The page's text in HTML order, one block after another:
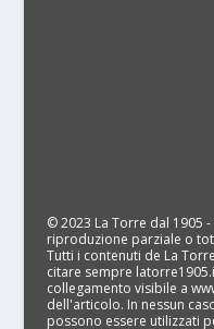
© 2023 La Torre dal 1905
riproduzione parziale o
Tutti i contenuti de La
citare sempre
collegamento visibile a
dell'articolo. In nessun
possono essere utilizzati